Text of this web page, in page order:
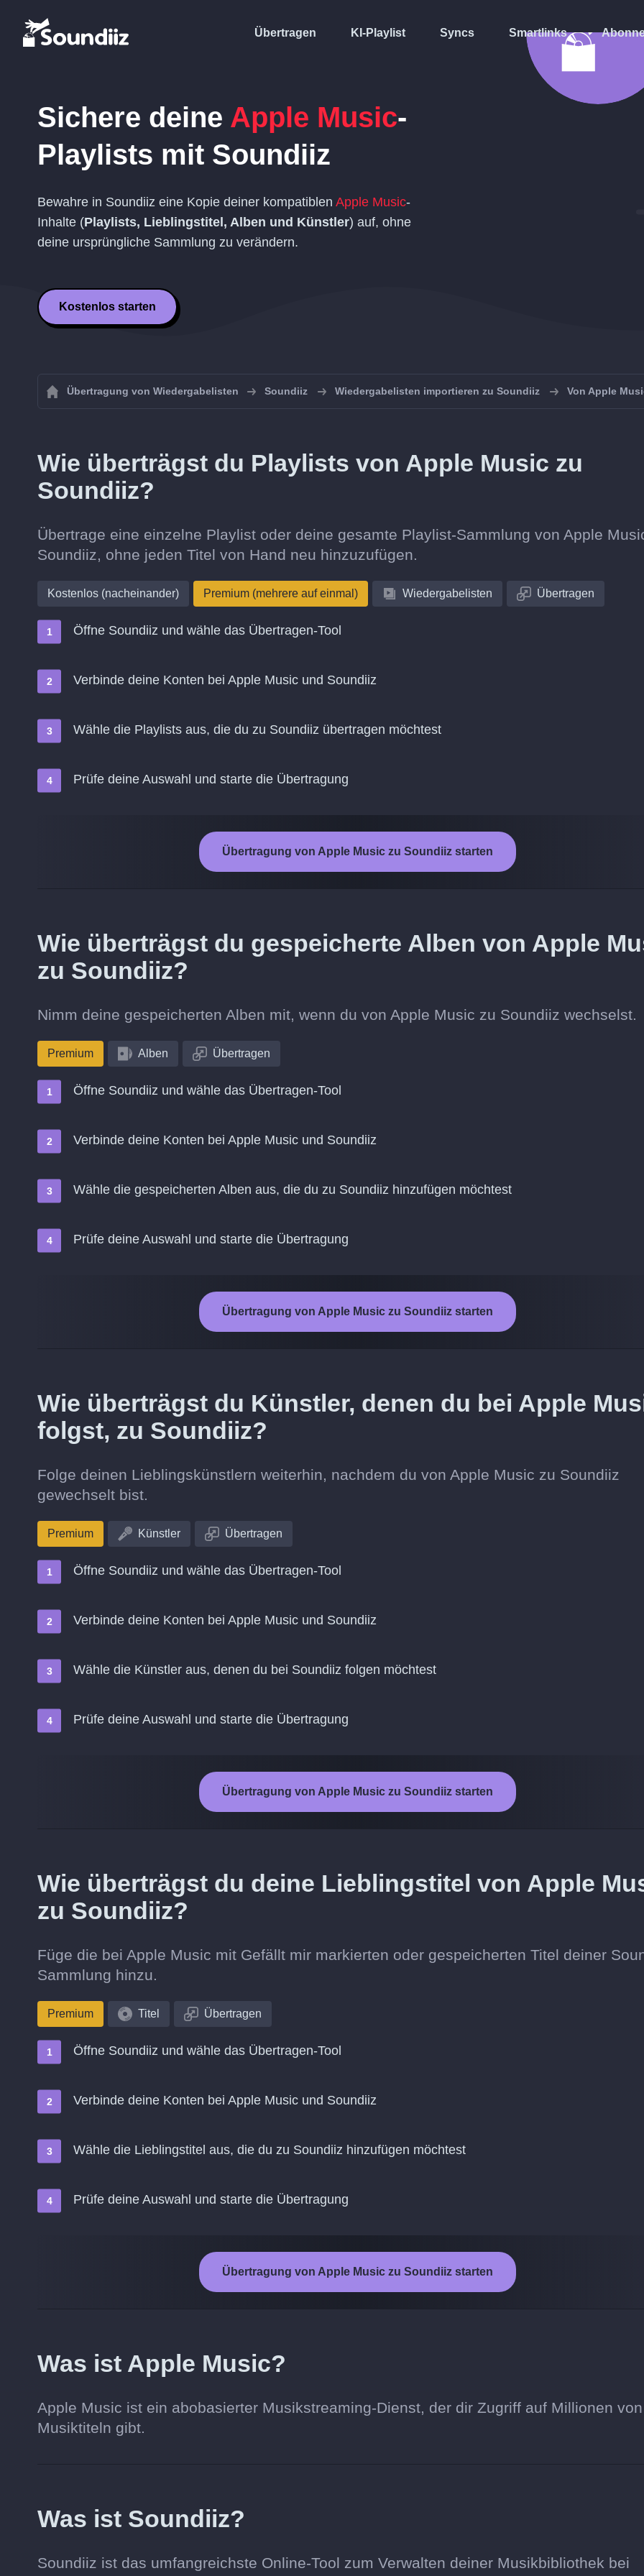
Übertragen KI-Playlist Syncs Smartlinks
Sichere deine Apple Music-
Playlists mit Soundiiz
Bewahre in Soundiiz eine Kopie deiner kompatiblen Apple Music-
Inhalte (Playlists, Lieblingstitel, Alben und Künstler) auf, ohne
deine ursprüngliche Sammlung zu verändern.
Kostenlos starten
Übertragung von Wiedergabelisten Soundiiz Wiedergabelisten importieren zu Soundiiz Von Apple
Wie überträgst du Playlists von Apple Music zu
Soundiiz?
Übertrage eine einzelne Playlist oder deine gesamte Playlist-Sammlung von Apple
Soundiiz, ohne jeden Titel von Hand neu hinzuzufügen.
Kostenlos (nacheinander) Premium (mehrere auf einmal) Wiedergabelisten Übertragen
Öffne Soundiiz und wähle das Übertragen-Tool
Verbinde deine Konten bei Apple Music und Soundiiz
Wähle die Playlists aus, die du zu Soundiiz übertragen möchtest
Prüfe deine Auswahl und starte die Übertragung
Übertragung von Apple Music zu Soundiiz starten
Wie überträgst du gespeicherte Alben von Apple
zu Soundiiz?
Nimm deine gespeicherten Alben mit, wenn du von Apple Music zu Soundiiz wechselst.
Premium Alben Übertragen
Öffne Soundiiz und wähle das Übertragen-Tool
Verbinde deine Konten bei Apple Music und Soundiiz
Wähle die gespeicherten Alben aus, die du zu Soundiiz hinzufügen möchtest
Prüfe deine Auswahl und starte die Übertragung
Übertragung von Apple Music zu Soundiiz starten
Wie überträgst du Künstler, denen du bei Apple
folgst, zu Soundiiz?
Folge deinen Lieblingskünstlern weiterhin, nachdem du von Apple Music zu Soundiiz
gewechselt bist.
Premium Künstler Übertragen
Öffne Soundiiz und wähle das Übertragen-Tool
Verbinde deine Konten bei Apple Music und Soundiiz
Wähle die Künstler aus, denen du bei Soundiiz folgen möchtest
Prüfe deine Auswahl und starte die Übertragung
Übertragung von Apple Music zu Soundiiz starten
Wie überträgst du deine Lieblingstitel von Apple
zu Soundiiz?
Füge die bei Apple Music mit Gefällt mir markierten oder gespeicherten Titel deiner
Sammlung hinzu.
Premium Titel Übertragen
Öffne Soundiiz und wähle das Übertragen-Tool
Verbinde deine Konten bei Apple Music und Soundiiz
Wähle die Lieblingstitel aus, die du zu Soundiiz hinzufügen möchtest
Prüfe deine Auswahl und starte die Übertragung
Übertragung von Apple Music zu Soundiiz starten
Was ist Apple Music?
Apple Music ist ein abobasierter Musikstreaming-Dienst, der dir Zugriff auf Millionen von
Musiktiteln gibt.
Was ist Soundiiz?
Soundiiz ist das umfangreichste Online-Tool zum Verwalten deiner Musikbibliothek bei